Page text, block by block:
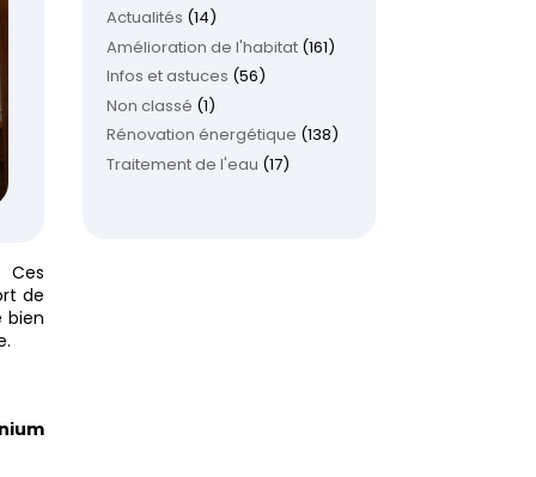
Ces
de
bien
Actualités (14)
Amélioration de l'habitat(161)
Infos et astuces (56)
Non classé (1)
Rénovation énergétique (138)
Traitement de l'eau (17)